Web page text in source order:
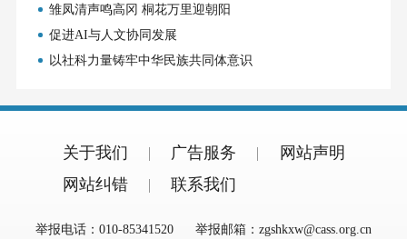
雏凤清声鸣高冈 桐花万里迎朝阳
促进AI与人文协同发展
以社科力量铸牢中华民族共同体意识
关于我们 广告服务
网站声明
网站纠错
联系我们
举报电话：010-85341520 举报邮箱：zgshkxw@cass.org.cn